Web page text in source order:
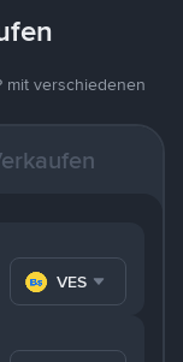
mit verschiedenen
VES